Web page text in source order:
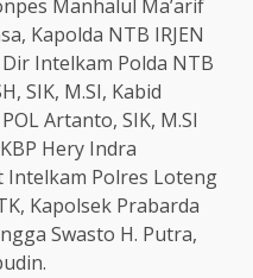
Manhalul Ma’arif
Kapolda NTB IRJEN
Intelkam Polda NTB
SIK, M.SI, Kabid
Artanto, SIK, M.SI
Hery Indra
Intelkam Polres Loteng
Kapolsek Prabarda
Swasto H. Putra,